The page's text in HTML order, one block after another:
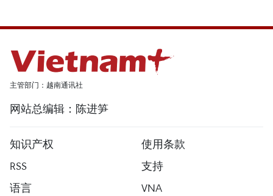
主管部门：越南通讯社
网站总编辑：陈进笋
知识产权
使用条款
RSS
支持
语言
VNA